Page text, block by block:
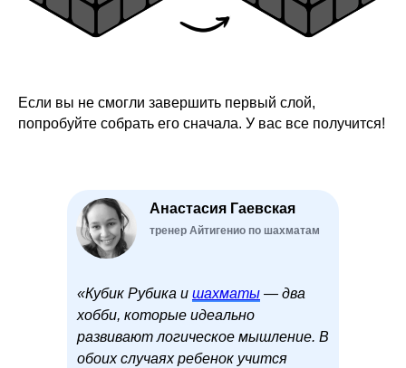
Если вы не смогли завершить первый слой,
попробуйте собрать его сначала. У вас все получится!
«Кубик Рубика и шахматы — два
хобби, которые идеально
развивают логическое мышление. В
обоих случаях ребенок учится
тренер Айтигенио по шахматам
Анастасия Гаевская